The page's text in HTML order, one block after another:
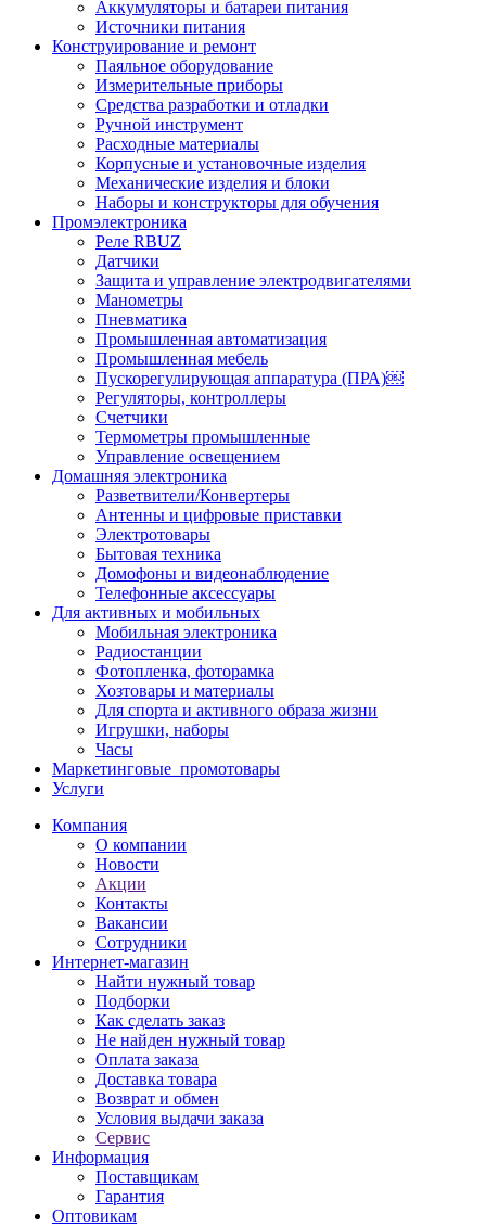
Аккумуляторы и батареи питания
Источники питания
Конструирование и ремонт
Паяльное оборудование
Измерительные приборы
Средства разработки и отладки
Ручной инструмент
Расходные материалы
Корпусные и установочные изделия
Механические изделия и блоки
Наборы и конструкторы для обучения
Промэлектроника
Реле RBUZ
Датчики
Защита и управление электродвигателями
Манометры
Пневматика
Промышленная автоматизация
Промышленная мебель
Пускорегулирующая аппаратура (ПРА)￼
Регуляторы, контроллеры
Счетчики
Термометры промышленные
Управление освещением
Домашняя электроника
Разветвители/Конвертеры
Антенны и цифровые приставки
Электротовары
Бытовая техника
Домофоны и видеонаблюдение
Телефонные аксессуары
Для активных и мобильных
Мобильная электроника
Радиостанции
Фотопленка, фоторамка
Хозтовары и материалы
Для спорта и активного образа жизни
Игрушки, наборы
Часы
Маркетинговые_промотовары
Услуги
Компания
О компании
Новости
Акции
Контакты
Вакансии
Сотрудники
Интернет-магазин
Найти нужный товар
Подборки
Как сделать заказ
Не найден нужный товар
Оплата заказа
Доставка товара
Возврат и обмен
Условия выдачи заказа
Сервис
Информация
Поставщикам
Гарантия
Оптовикам